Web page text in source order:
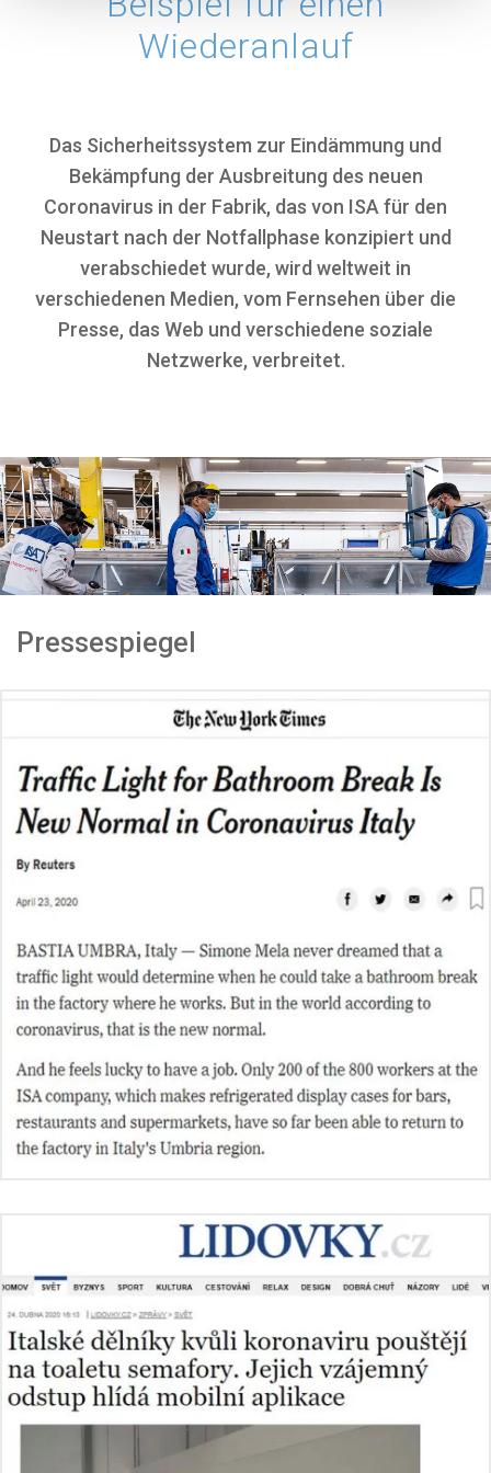
ändern, indem Sie auf den Abschnitt "Verwalten"
zugreifen, den Sie über die Cookie-Richtlinie oder über
dieses Banner erreichen können.
Wiederanlauf
Das Sicherheitssystem zur Eindämmung und
Bekämpfung der Ausbreitung des neuen
Coronavirus in der Fabrik, das von ISA für den
Neustart nach der Notfallphase konzipiert und
verabschiedet wurde, wird weltweit in
verschiedenen Medien, vom Fernsehen über die
Presse, das Web und verschiedene soziale
Netzwerke, verbreitet.
Pressespiegel